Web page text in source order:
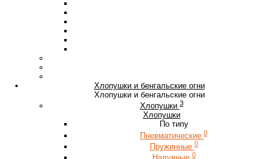
Хлопушки и бенгальские огни
Хлопушки и бенгальские огни
Хлопушки 3
Хлопушки
По типу
Пневматические 0
Пружинные 0
0